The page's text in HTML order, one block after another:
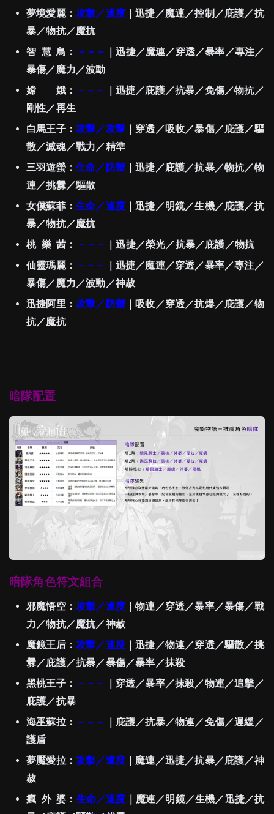
夢境愛麗： 攻擊／速度 ｜迅捷／魔連／控制／庇護／抗
暴／物抗／魔抗
智 慧 鳥： －－－ ｜迅捷／魔連／穿透／暴率／專注／
暴傷／魔力／波動
嫦 娥： －－－ ｜迅捷／庇護／抗暴／免傷／物抗／
剛性／再生
白馬王子： 攻擊／攻擊 ｜穿透／吸收／暴傷／庇護／驅
散／滅魂／戰力／精準
三羽遊螢： 生命／防禦 ｜迅捷／庇護／抗暴／物抗／物
連／挑釁／驅散
女僕蘇菲： 生命／速度 ｜迅捷／明鏡／生機／庇護／抗
暴／物抗／魔抗
桃 樂 茜： －－－ ｜迅捷／榮光／抗暴／庇護／物抗
仙靈瑪麗： －－－ ｜迅捷／魔連／穿透／暴率／專注／
暴傷／魔力／波動／神赦
迅捷阿里： 攻擊／防禦 ｜吸收／穿透／抗爆／庇護／物
抗／魔抗
暗隊配置
暗隊角色符文組合
邪魔悟空： 攻擊／速度 ｜物連／穿透／暴率／暴傷／戰
力／物抗／魔抗／神赦
魔鏡王后： 攻擊／速度 ｜迅捷／物連／穿透／驅散／挑
釁／庇護／抗暴／暴傷／暴率／抹殺
黑桃王子： －－－ ｜穿透／暴率／抹殺／物連／追擊／
庇護／抗暴
海巫蘇拉： －－－ ｜庇護／抗暴／物連／免傷／遲緩／
護盾
夢魘愛拉： 攻擊／速度 ｜魔連／迅捷／抗暴／庇護／神
赦
瘋 外 婆： 生命／速度 ｜魔連／明鏡／生機／迅捷／抗